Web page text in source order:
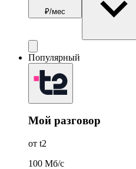
₽/мес
Популярный
Мой разговор
от t2
100 Мб/c